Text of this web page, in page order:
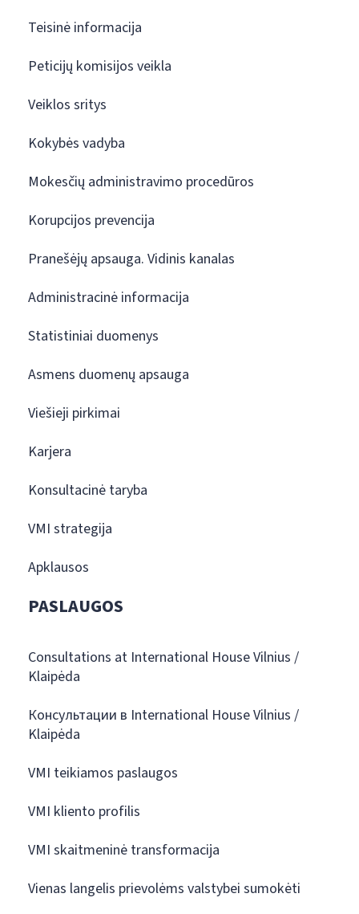
Teisinė informacija
Peticijų komisijos veikla
Veiklos sritys
Kokybės vadyba
Mokesčių administravimo procedūros
Korupcijos prevencija
Pranešėjų apsauga. Vidinis kanalas
Administracinė informacija
Statistiniai duomenys
Asmens duomenų apsauga
Viešieji pirkimai
Karjera
Konsultacinė taryba
VMI strategija
Apklausos
PASLAUGOS
Consultations at International House Vilnius /
Klaipėda
Консультации в International House Vilnius /
Klaipėda
VMI teikiamos paslaugos
VMI kliento profilis
VMI skaitmeninė transformacija
Vienas langelis prievolėms valstybei sumokėti